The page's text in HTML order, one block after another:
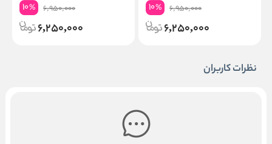
6,950,000
10%
6,250,000
6,950,000
10%
6,250,000
نظرات کاربران